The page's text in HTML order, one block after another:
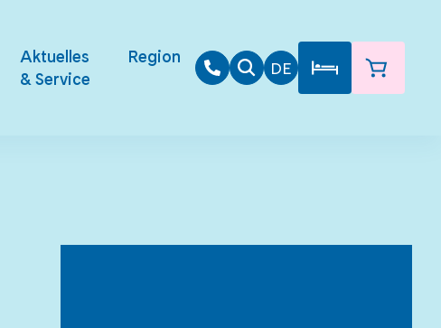
Aktuelles
& Service
Region
DE